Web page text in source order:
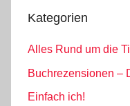
Kategorien
Alles Rund um die
Buchrezensionen –
Einfach ich!